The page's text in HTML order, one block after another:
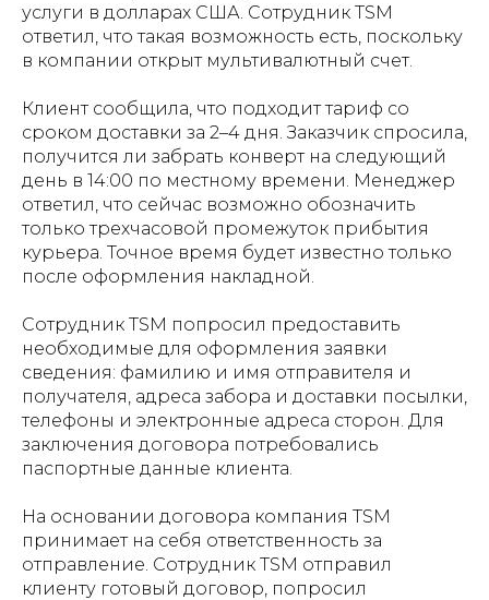
услуги в долларах США. Сотрудник TSM
ответил, что такая возможность есть, поскольку
в компании открыт мультивалютный счет.
Клиент сообщила, что подходит тариф со
сроком доставки за 2–4 дня. Заказчик спросила,
получится ли забрать конверт на следующий
день в 14:00 по местному времени. Менеджер
ответил, что сейчас возможно обозначить
только трехчасовой промежуток прибытия
курьера. Точное время будет известно только
после оформления накладной.
Сотрудник TSM попросил предоставить
необходимые для оформления заявки
сведения: фамилию и имя отправителя и
получателя, адреса забора и доставки посылки,
телефоны и электронные адреса сторон. Для
заключения договора потребовались
паспортные данные клиента.
На основании договора компания TSM
принимает на себя ответственность за
отправление. Сотрудник TSM отправил
клиенту готовый договор, попросил